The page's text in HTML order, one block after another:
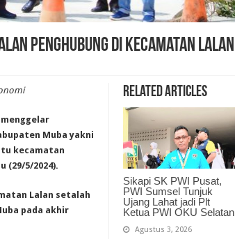
Penghubung di Kecamatan Lalan
Related Articles
Sikapi SK PWI Pusat,
PWI Sumsel Tunjuk
Ujang Lahat jadi Plt
Ketua PWI OKU Selatan
Agustus 3, 2026
menggelar
Muba yakni
kecamatan
(29/5/2024).
Lalan setalah
pada akhir